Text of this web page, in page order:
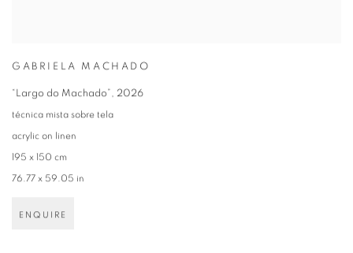
GABRIELA MACHADO
“Largo do Machado” , 2026
técnica mista sobre tela
acrylic on linen
195 x 150 cm
76.77 x 59.05 in
ENQUIRE